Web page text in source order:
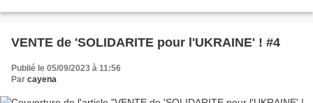
VENTE de 'SOLIDARITE pour l'UKRAINE' ! #4
Publié le 05/09/2023 à 11:56
Par cayena